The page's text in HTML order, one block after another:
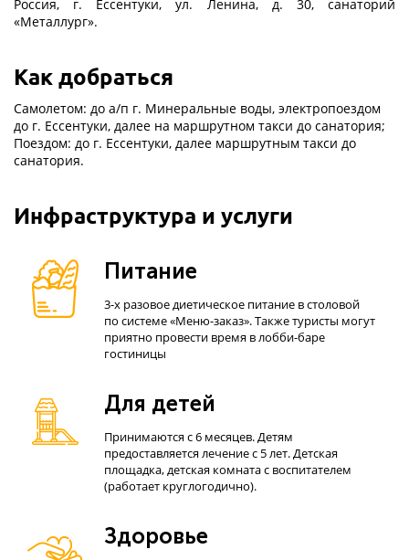
Россия, г. Ессентуки, ул. Ленина, д. 30, санаторий
«Металлург».
Как добраться
Самолетом: до а/п г. Минеральные воды, электропоездом
до г. Ессентуки, далее на маршрутном такси до санатория;
Поездом: до г. Ессентуки, далее маршрутным такси до
санатория.
Инфраструктура и услуги
Питание
3-х разовое диетическое питание в столовой
по системе «Меню-заказ». Также туристы могут
приятно провести время в лобби-баре
гостиницы
Для детей
Принимаются с 6 месяцев. Детям
предоставляется лечение с 5 лет. Детская
площадка, детская комната с воспитателем
(работает круглогодично).
Здоровье